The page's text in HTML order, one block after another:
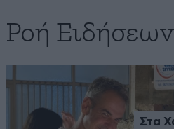
Ροή Ειδήσεων
Στα